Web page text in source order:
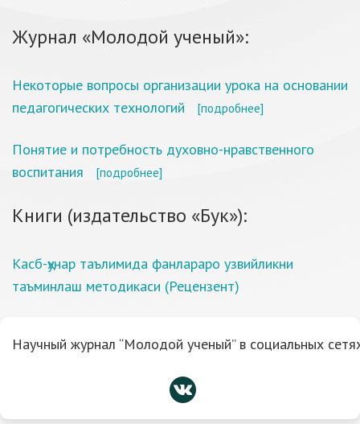
Журнал «Молодой ученый»:
Некоторые вопросы организации урока на основании
педагогических технологий
[подробнее]
Понятие и потребность духовно-нравственного
воспитания
[подробнее]
Книги (издательство «Бук»):
Касб-ҳунар таълимида фанлараро узвийликни
таъминлаш методикаси (Рецензент)
Научный журнал “Молодой ученый” в социальных